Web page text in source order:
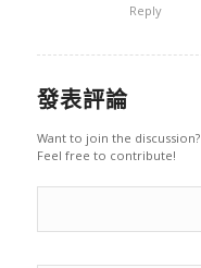
Reply
發表評論
Want to join the discussion?
Feel free to contribute!